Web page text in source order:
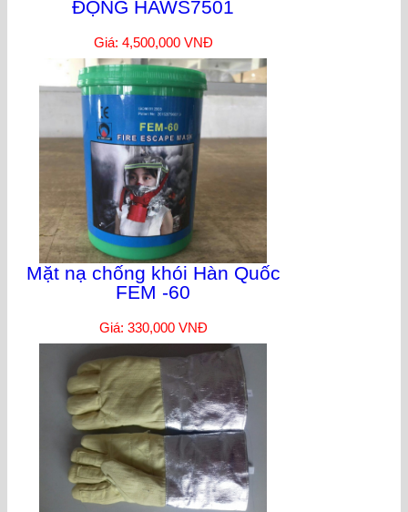
ĐỘNG HAWS7501
Giá: 4,500,000 VNĐ
Mặt nạ chống khói Hàn Quốc
FEM -60
Giá: 330,000 VNĐ